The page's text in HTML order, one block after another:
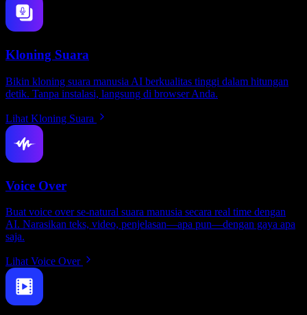
Kloning Suara
Bikin kloning suara manusia AI berkualitas tinggi dalam hitungan
detik. Tanpa instalasi, langsung di browser Anda.
Lihat Kloning Suara
Voice Over
Buat voice over se-natural suara manusia secara real time dengan
AI. Narasikan teks, video, penjelasan—apa pun—dengan gaya apa
saja.
Lihat Voice Over